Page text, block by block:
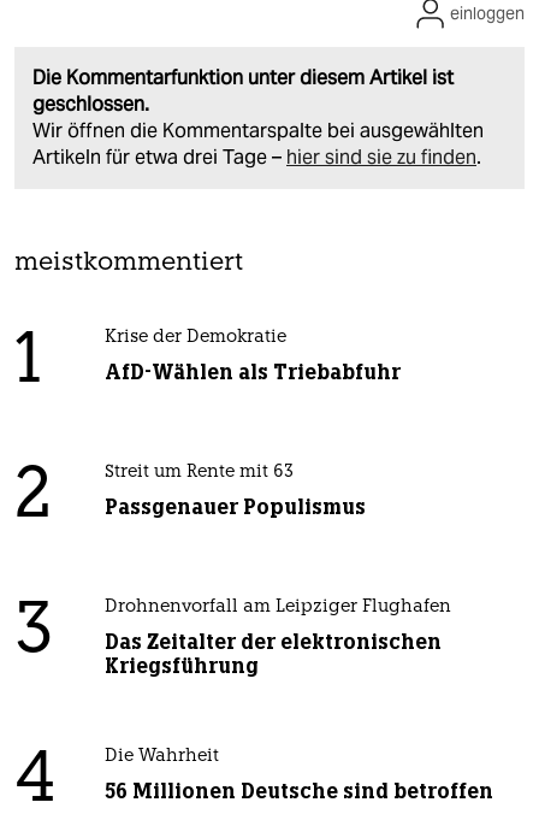
Die Kommentarfunktion unter diesem Artikel ist
geschlossen.
Wir öffnen die Kommentarspalte bei ausgewählten
Artikeln für etwa drei Tage – hier sind sie zu finden.
einloggen
meistkommentiert
1 Krise der Demokratie
AfD-Wählen als Triebabfuhr
2 Streit um Rente mit 63
Passgenauer Populismus
3 Drohnenvorfall am Leipziger Flughafen
Das Zeitalter der elektronischen
Kriegsführung
4 Die Wahrheit
56 Millionen Deutsche sind betroffen